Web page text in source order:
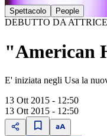
Spettacolo People
DEBUTTO DA ATTRICE
"American
E' iniziata negli Usa la
13 Ott 2015 - 12:50
13 Ott 2015 - 12:50